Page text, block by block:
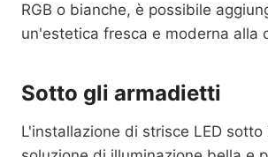
RGB o bianche, è possibile
un'estetica fresca e moderna alla
Sotto gli armadietti
L'installazione di strisce LED sotto